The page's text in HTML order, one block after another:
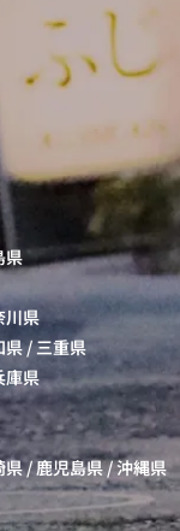
県
川県
県/三重県
庫県
県/鹿児島県/沖縄県